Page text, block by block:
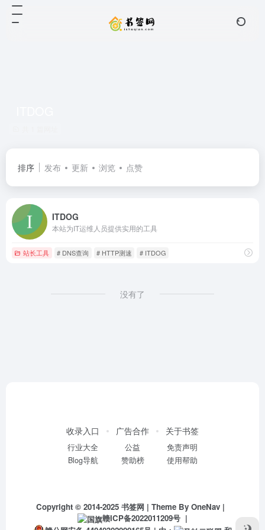
排序 发布 更新 浏览 点赞
ITDOG
本站为IT运维人员提供实用的工具
站长工具 # DNS查询 # HTTP测速 # ITDOG
没有了
收录入口
行业大全
Blog导航
广告合作
公益
赞助榜
关于书签
免责声明
使用帮助
Copyright © 2014-2025 书签网 | Theme By OneNav|
赣ICP备2022011209号 |